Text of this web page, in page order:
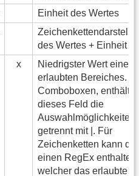
Einheit des Wertes
des Wertes + Einheit
x
Niedrigster Wert eines
erlaubten Bereiches.
Comboboxen, enthält
dieses Feld die
Auswahlmöglichkeiten,
getrennt mit |. Für
Zeichenketten kann
einen RegEx enthalten,
welcher das erlaubte